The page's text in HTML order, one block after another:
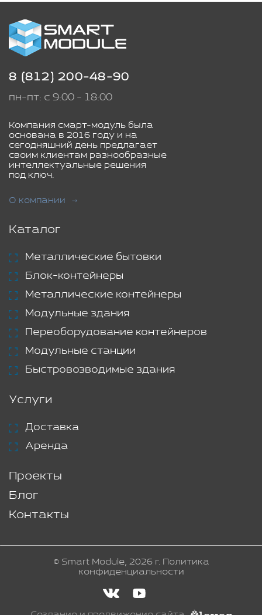
8 (812) 200-48-90
пн-пт: с 9:00 - 18:00
Компания смарт-модуль была
основана в 2016 году и на
сегодняшний день предлагает
своим клиентам разнообразные
интеллектуальные решения
под ключ.
О компании
Каталог
Металлические бытовки
Блок-контейнеры
Металлические контейнеры
Модульные здания
Переоборудование контейнеров
Модульные станции
Быстровозводимые здания
Услуги
Доставка
Аренда
Проекты
Блог
Контакты
© Smart Module, 2026 г. Политика
конфиденциальности